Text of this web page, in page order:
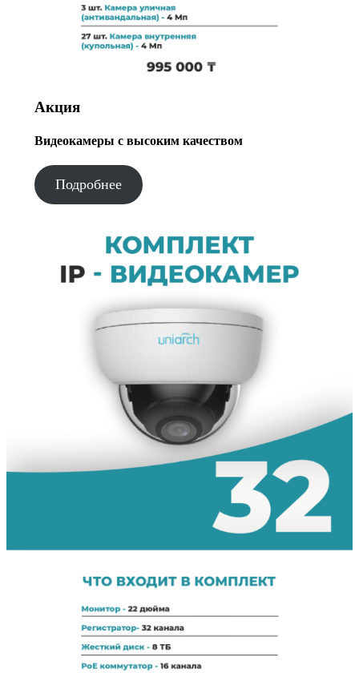
Акция
Видеокамеры с высоким качеством
Подробнее